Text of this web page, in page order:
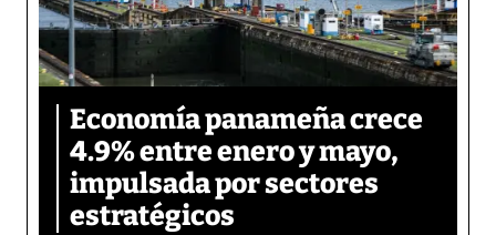
Economía panameña crece
4.9% entre enero y mayo,
impulsada por sectores
estratégicos